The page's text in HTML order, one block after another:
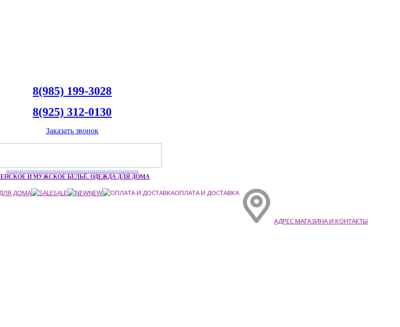
8(985) 199-3028
8(925) 312-0130
Заказать звонок
--------------------------------------------------------------------
И МУЖСКОЕ БЕЛЬЁ. ОДЕЖДА ДЛЯ ДОМА
ДОМА SALE NEW ОПЛАТА И ДОСТАВКА
АДРЕС МАГАЗИНА И КОНТАКТЫ